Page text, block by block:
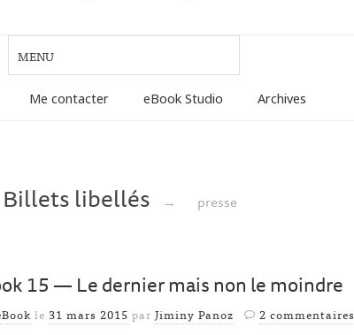
Me contacter eBook Studio Archives
Billets libellés → presse
15 — Le dernier mais non le moindre
le 31 mars 2015 parJiminy Panoz 2 commentaires